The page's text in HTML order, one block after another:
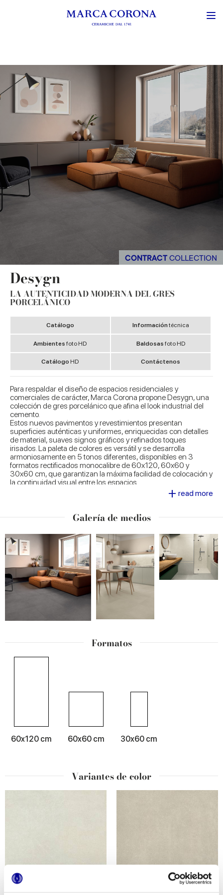
CONTRACT COLLECTION
Desygn
LA AUTENTICIDAD MODERNA DEL GRES
PORCELÁNICO
Catálogo Informacióntécnica
Ambientesfoto HD Baldosas foto HD
Catálogo HD Contáctenos
Para respaldar el diseño de espacios residenciales y
comerciales de carácter, Marca Corona propone Desygn, una
colección de gres porcelánico que afina el look industrial del
cemento.
Estos nuevos pavimentos y revestimientos presentan
superficies auténticas y uniformes, enriquecidas con detalles
de material, suaves signos gráficos y refinados toques
irisados. La paleta de colores es versátil y se desarrolla
armoniosamente en 5 tonos diferentes, disponibles en 3
formatos rectificados monocalibre de 60x120, 60x60 y
30x60 cm, que garantizan la máxima facilidad de colocación y
la continuidad visual entre los espacios.
Con su personalidad auténtica y atrevida, Desygn es una
solución cerámica fiable, resistente y segura. Pone en valor
apostando por la sostenibilidad con el elevado porcentaje de
material reciclado utilizado en su fabricación.
+ read more
Galería de medios
Formatos
60x120 cm 60x60 cm 30x60 cm
Variantes de color